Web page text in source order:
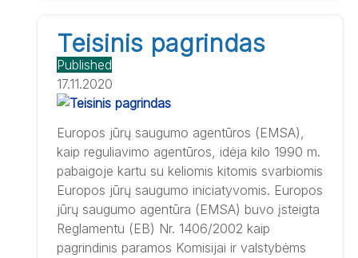
Teisinis pagrindas
Published
17.11.2020
Europos jūrų saugumo agentūros (EMSA),
kaip reguliavimo agentūros, idėja kilo 1990 m.
pabaigoje kartu su keliomis kitomis svarbiomis
Europos jūrų saugumo iniciatyvomis. Europos
jūrų saugumo agentūra (EMSA) buvo įsteigta
Reglamentu (EB) Nr. 1406/2002 kaip
pagrindinis paramos Komisijai ir valstybėms